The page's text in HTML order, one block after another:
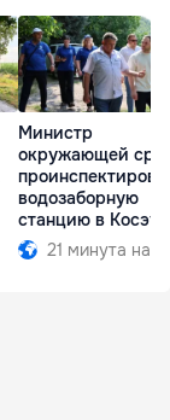
Министр
окружающей
водозаборную
станцию в
21 минута